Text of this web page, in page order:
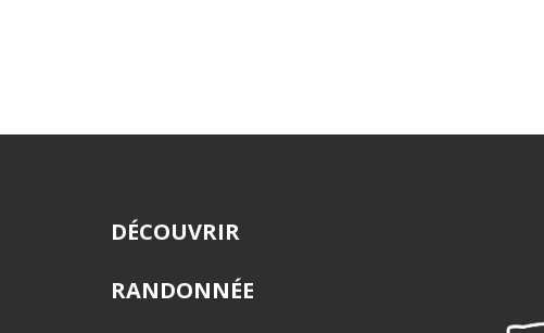
DÉCOUVRIR
RANDONNÉE